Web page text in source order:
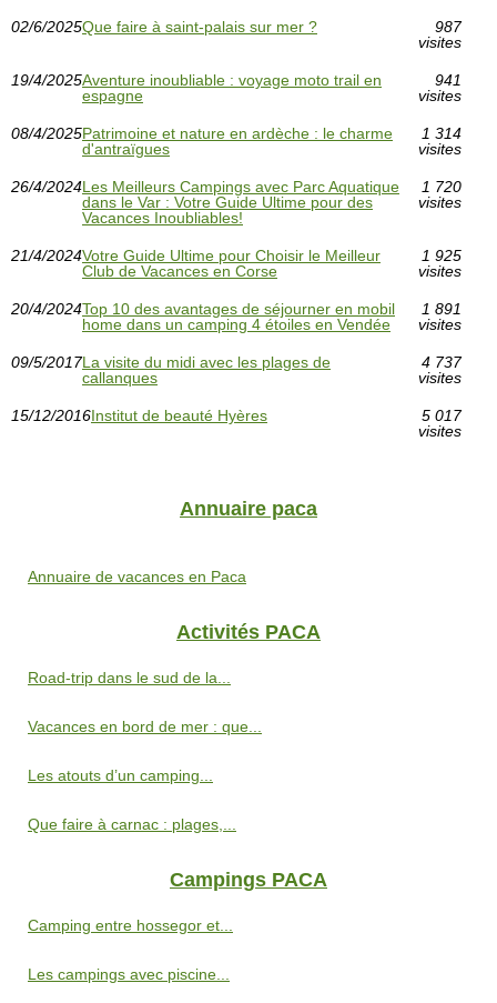
02/6/2025Que faire à saint-palais sur mer ?
987
visites
19/4/2025Aventure inoubliable : voyage moto trail en
espagne
941
visites
08/4/2025Patrimoine et nature en ardèche : le charme
d'antraïgues
1 314
visites
26/4/2024Les Meilleurs Campings avec Parc Aquatique
dans le Var : Votre Guide Ultime pour des
Vacances Inoubliables!
1 720
visites
21/4/2024Votre Guide Ultime pour Choisir le Meilleur
Club de Vacances en Corse
1 925
visites
20/4/2024Top 10 des avantages de séjourner en mobil
home dans un camping 4 étoiles en Vendée
1 891
visites
09/5/2017La visite du midi avec les plages de
callanques
4 737
visites
15/12/2016Institut de beauté Hyères
5 017
visites
Annuaire paca
Annuaire de vacances en Paca
Activités PACA
Road-trip dans le sud de la...
Vacances en bord de mer : que...
Les atouts d’un camping...
Que faire à carnac : plages,...
Campings PACA
Camping entre hossegor et...
Les campings avec piscine...